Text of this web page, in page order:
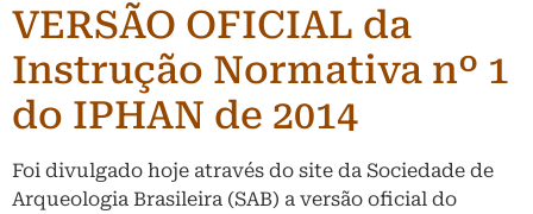
VERSÃO OFICIAL da
Instrução Normativa nº 1
do IPHAN de 2014
Foi divulgado hoje através do site da Sociedade de
Arqueologia Brasileira (SAB) a versão oficial do